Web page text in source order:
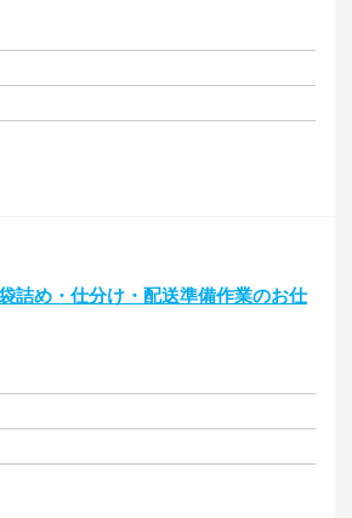
詰め・仕分け・配送準備作業のお仕